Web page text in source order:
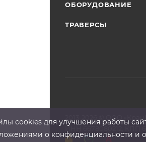
ОБОРУДОВАНИЕ
ТРАВЕРСЫ
ООО
ИНН 6678080212, КПП
cооkies для улучшения работы
о конфиденциальности и